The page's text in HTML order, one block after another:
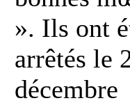
». Ils ont
arrêtés le
décembre